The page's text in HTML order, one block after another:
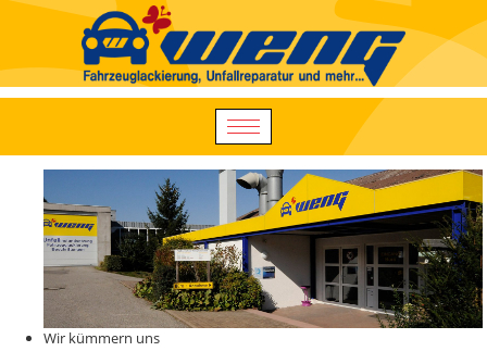
Wir kümmern uns